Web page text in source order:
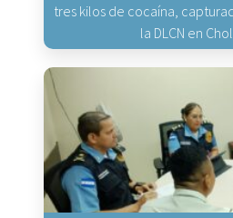
tres kilos de cocaína,
la DLCN en